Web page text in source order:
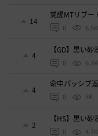
14
覚醒MTリブー
0 6.5K
4
【GD】黒い
0 6.7K
4
命中パッシブ
0 5K
2
【HS】黒い
0 4.7K